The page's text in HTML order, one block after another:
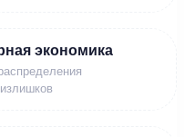
экономика